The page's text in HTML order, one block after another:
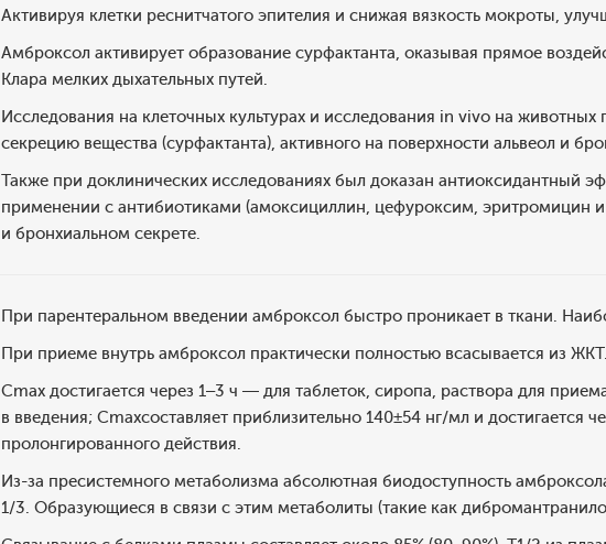
Активируя клетки реснитчатого эпителия и снижая вязкость мокроты,
Амброксол активирует образование сурфактанта, оказывая прямое
Клара мелких дыхательных путей.
Исследования на клеточных культурах и исследования in vivo на
секрецию вещества (сурфактанта), активного на поверхности альвеол и
Также при доклинических исследованиях был доказан антиоксидантный
применении с антибиотиками (амоксициллин, цефуроксим, эритромицин
и бронхиальном секрете.
При парентеральном введении амброксол быстро проникает в ткани.
При приеме внутрь амброксол практически полностью всасывается из ЖКТ.
Cmax достигается через 1–3 ч — для таблеток, сиропа, раствора для
в введения; Cmaxсоставляет приблизительно 140±54 нг/мл и достигается
пролонгированного действия.
Из-за пресистемного метаболизма абсолютная биодоступность
1/3. Образующиеся в связи с этим метаболиты (такие как